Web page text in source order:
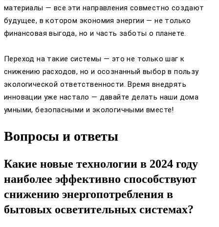
материалы — все эти направления совместно создают
будущее, в котором экономия энергии — не только
финансовая выгода, но и часть заботы о планете.
Переход на такие системы — это не только шаг к
снижению расходов, но и осознанный выбор в пользу
экологической ответственности. Время внедрять
инновации уже настало — давайте делать наши дома
умными, безопасными и экологичными вместе!
Вопросы и ответы
Какие новые технологии в 2024 году
наиболее эффективно способствуют
снижению энергопотребления в
бытовых осветительных системах?